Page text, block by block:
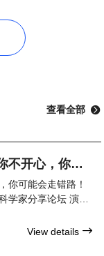
查看全部 
不开心，你可
你可能会走错路！
分享论坛 演讲
View details 